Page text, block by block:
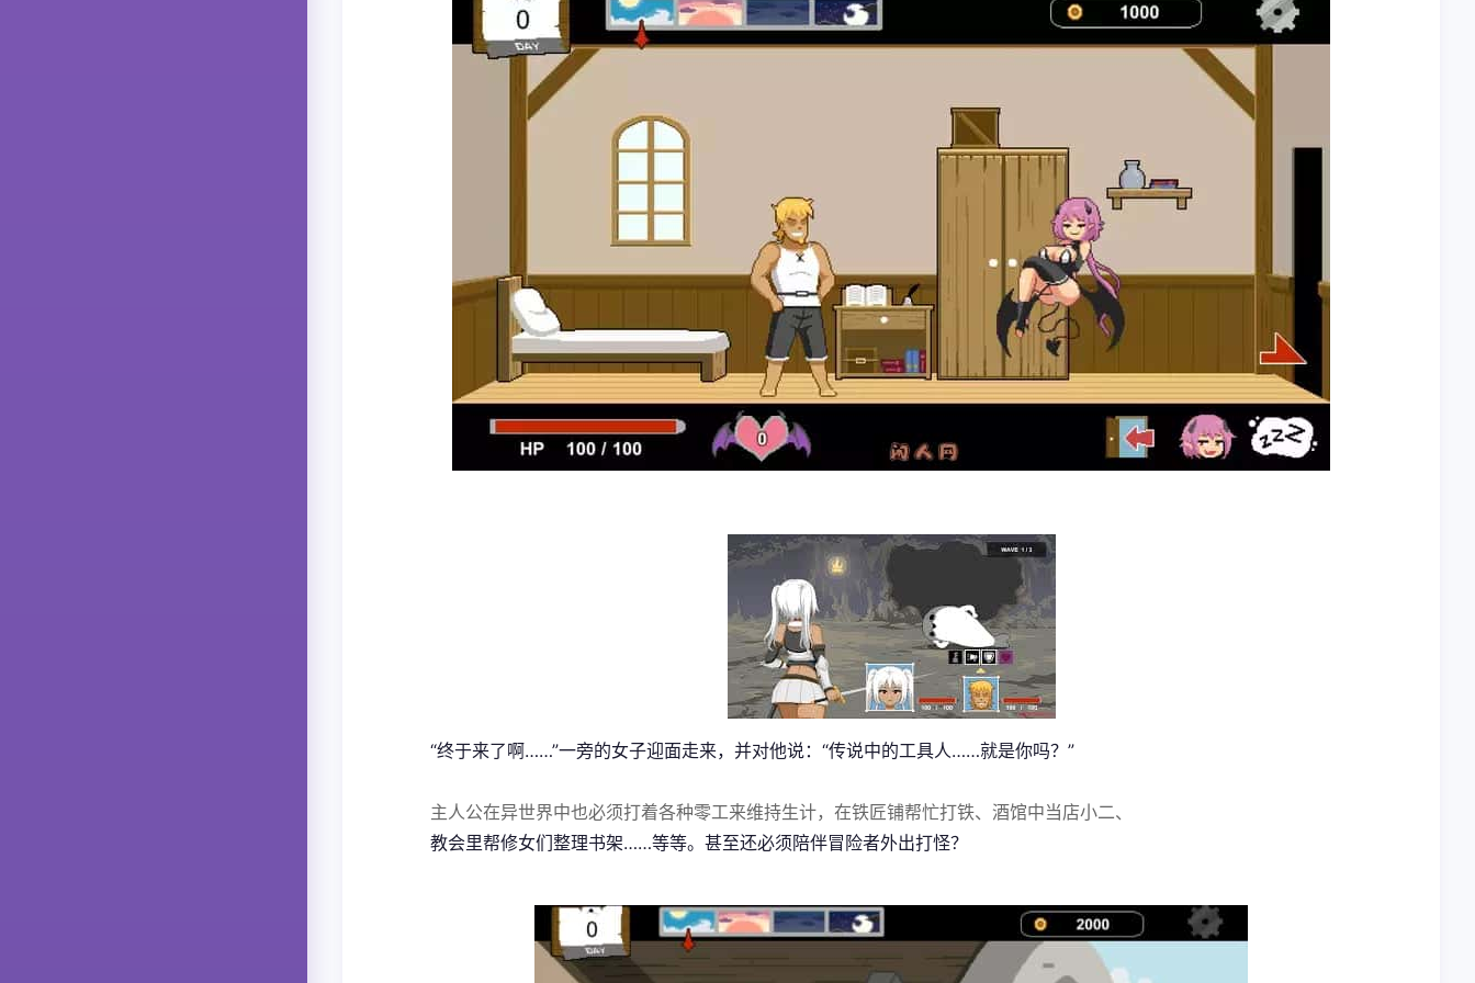
“终于来了啊……”一旁的女子迎面走来，并对他说：“传说中的工具人……就是你吗？”
主人公在异世界中也必须打着各种零工来维持生计，在铁匠铺帮忙打铁、酒馆中当店小二、
教会里帮修女们整理书架……等等。甚至还必须陪伴冒险者外出打怪？